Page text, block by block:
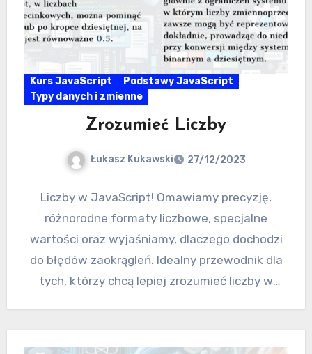
Kurs JavaScript
Podstawy JavaScript
Typy danych i zmienne
Zrozumieć Liczby
Łukasz Kukawski 27/12/2023
Liczby w JavaScript! Omawiamy precyzję,
różnorodne formaty liczbowe, specjalne
wartości oraz wyjaśniamy, dlaczego dochodzi
do błędów zaokrągleń. Idealny przewodnik dla
tych, którzy chcą lepiej zrozumieć liczby w